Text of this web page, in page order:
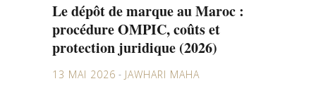
Le dépôt de marque au Maroc :
procédure OMPIC, coûts et
protection juridique (2026)
13 MAI 2026 JAWHARI MAHA